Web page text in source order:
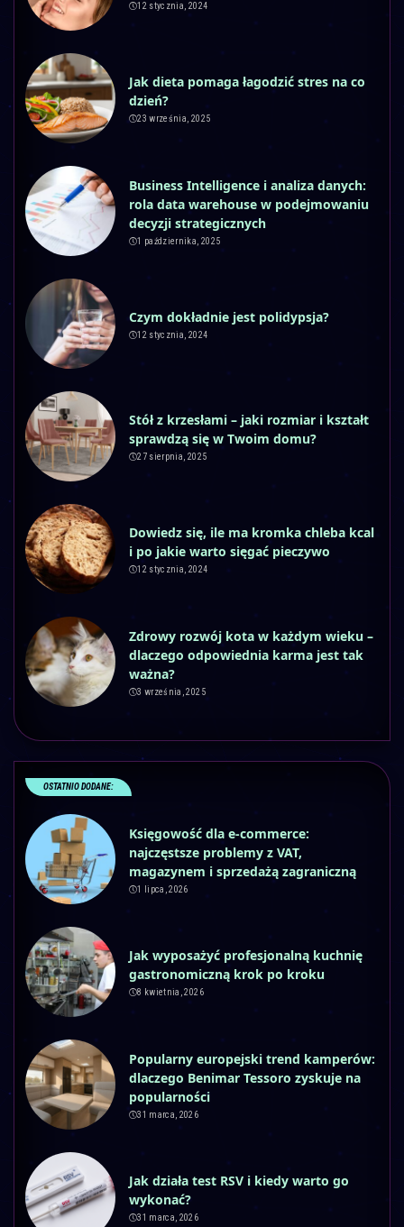
12 stycznia, 2024
Jak dieta pomaga łagodzić stres na co
dzień?
23 września, 2025
Business Intelligence i analiza danych:
rola data warehouse w podejmowaniu
decyzji strategicznych
1 października, 2025
Czym dokładnie jest polidypsja?
12 stycznia, 2024
Stół z krzesłami – jaki rozmiar i kształt
sprawdzą się w Twoim domu?
27 sierpnia, 2025
Dowiedz się, ile ma kromka chleba kcal
i po jakie warto sięgać pieczywo
12 stycznia, 2024
Zdrowy rozwój kota w każdym wieku –
dlaczego odpowiednia karma jest tak
ważna?
3 września, 2025
OSTATNIO DODANE:
Księgowość dla e-commerce:
najczęstsze problemy z VAT,
magazynem i sprzedażą zagraniczną
1 lipca, 2026
Jak wyposażyć profesjonalną kuchnię
gastronomiczną krok po kroku
8 kwietnia, 2026
Popularny europejski trend kamperów:
dlaczego Benimar Tessoro zyskuje na
popularności
31 marca, 2026
Jak działa test RSV i kiedy warto go
wykonać?
31 marca, 2026